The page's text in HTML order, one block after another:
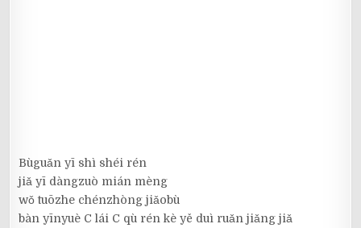
Bùguǎn yī shì shéi rén
jiǎ yī dàngzuò mián mèng
wǒ tuōzhe chénzhòng jiǎobù
bàn yīnyuè C lái C qù rén kè yě duì ruǎn jiǎng jiǎ